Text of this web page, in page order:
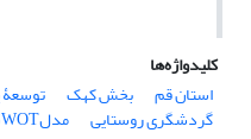
کلیدواژه‌ها
استان قم
بخش کهک توسعۀ
گردشگری روستایی
مدلSWOT